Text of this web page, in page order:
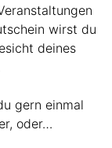
wirst du
deines
gern einmal
oder…